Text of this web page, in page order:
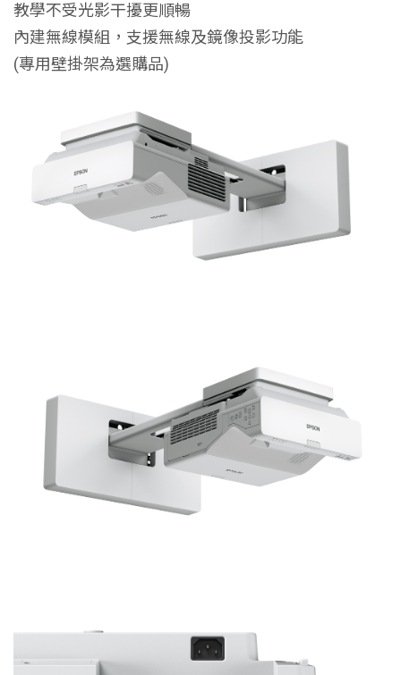
教學不受光影干擾更順暢
內建無線模組，支援無線及鏡像投影功能
(專用壁掛架為選購品)